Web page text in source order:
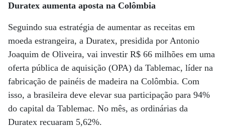
Duratex aumenta aposta na Colômbia
Seguindo sua estratégia de aumentar as receitas em
moeda estrangeira, a Duratex, presidida por Antonio
Joaquim de Oliveira, vai investir R$ 66 milhões em uma
oferta pública de aquisição (OPA) da Tablemac, líder na
fabricação de painéis de madeira na Colômbia. Com
isso, a brasileira deve elevar sua participação para 94%
do capital da Tablemac. No mês, as ordinárias da
Duratex recuaram 5,62%.